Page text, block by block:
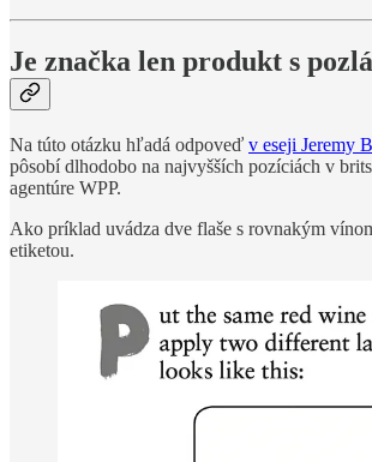
Je značka len produkt s
Na túto otázku hľadá odpoveď v eseji Jeremy
pôsobí dlhodobo na najvyšších pozíciách v
agentúre WPP.
Ako príklad uvádza dve flaše s rovnakým
etiketou.